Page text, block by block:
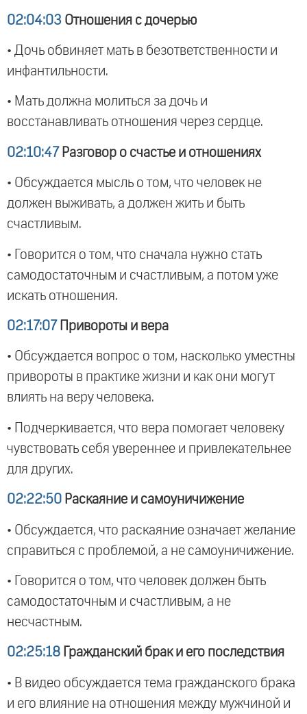
02:04:03 Отношения с дочерью
• Дочь обвиняет мать в безответственности и
инфантильности.
• Мать должна молиться за дочь и
восстанавливать отношения через сердце.
02:10:47 Разговор о счастье и отношениях
• Обсуждается мысль о том, что человек не
должен выживать, а должен жить и быть
счастливым.
• Говорится о том, что сначала нужно стать
самодостаточным и счастливым, а потом уже
искать отношения.
02:17:07 Привороты и вера
• Обсуждается вопрос о том, насколько уместны
привороты в практике жизни и как они могут
влиять на веру человека.
• Подчеркивается, что вера помогает человеку
чувствовать себя увереннее и привлекательнее
для других.
02:22:50 Раскаяние и самоуничижение
• Обсуждается, что раскаяние означает желание
справиться с проблемой, а не самоуничижение.
• Говорится о том, что человек должен быть
самодостаточным и счастливым, а не
несчастным.
02:25:18 Гражданский брак и его последствия
• В видео обсуждается тема гражданского брака
и его влияние на отношения между мужчиной и